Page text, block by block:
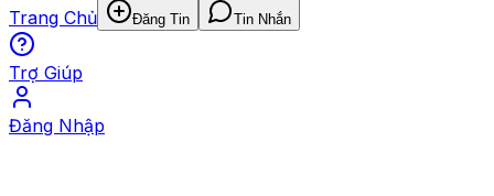
Trang Chủ Đăng Tin Tin Nhắn
Trợ Giúp
Đăng Nhập